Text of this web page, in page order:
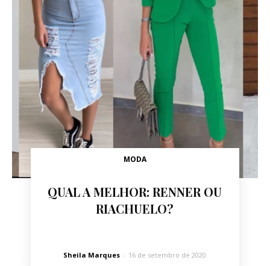
MODA
QUAL A MELHOR: RENNER OU
RIACHUELO?
Sheila Marques - 16 de setembro de 2020